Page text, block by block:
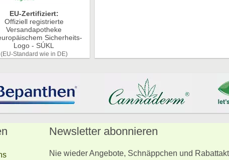
EU-Zertifiziert:
Offiziell registrierte
Versandapotheke
Sicherheits-
Logo - SÚKL
(EU-Standard wie in DE)
Newsletter abonnieren
Nie wieder Angebote, Schnäppchen und